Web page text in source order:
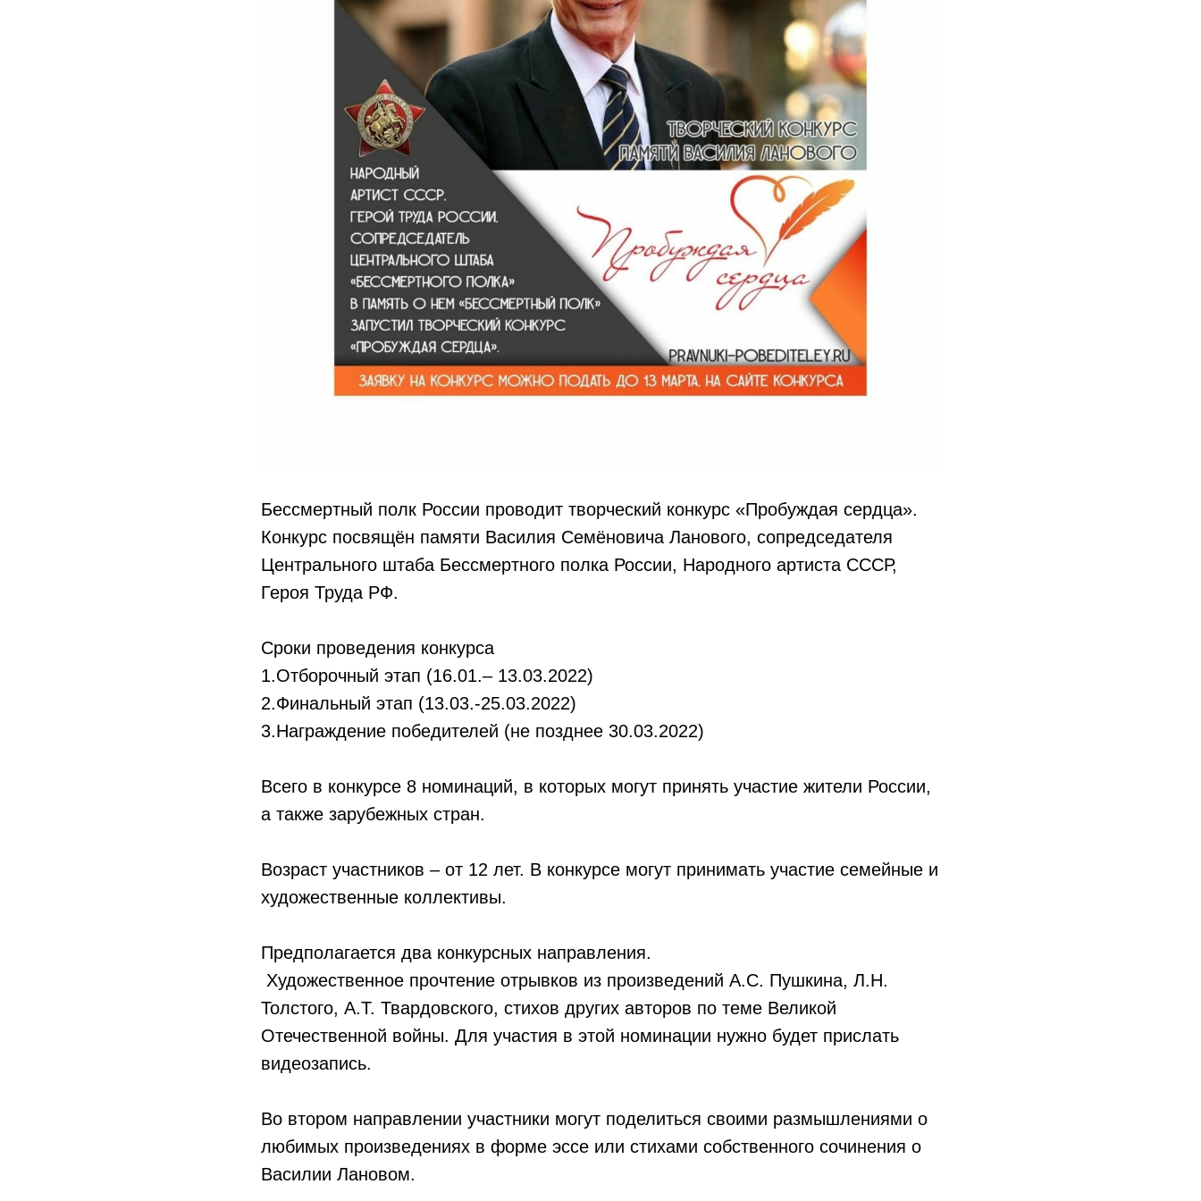
Бессмертный полк России проводит творческий конкурс «Пробуждая сердца».
Конкурс посвящён памяти Василия Семёновича Ланового, сопредседателя
Центрального штаба Бессмертного полка России, Народного артиста СССР,
Героя Труда РФ.
Сроки проведения конкурса
1.Отборочный этап (16.01.– 13.03.2022)
2.Финальный этап (13.03.-25.03.2022)
3.Награждение победителей (не позднее 30.03.2022)
Всего в конкурсе 8 номинаций, в которых могут принять участие жители России,
а также зарубежных стран.
Возраст участников – от 12 лет. В конкурсе могут принимать участие семейные и
художественные коллективы.
Предполагается два конкурсных направления.
Художественное прочтение отрывков из произведений А.С. Пушкина, Л.Н.
Толстого, А.Т. Твардовского, стихов других авторов по теме Великой
Отечественной войны. Для участия в этой номинации нужно будет прислать
видеозапись.
Во втором направлении участники могут поделиться своими размышлениями о
любимых произведениях в форме эссе или стихами собственного сочинения о
Василии Лановом.